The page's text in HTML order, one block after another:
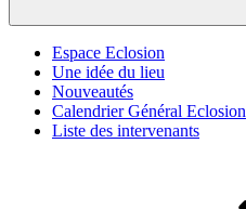
Espace Eclosion
Une idée du lieu
Nouveautés
Calendrier Général Eclosion
Liste des intervenants